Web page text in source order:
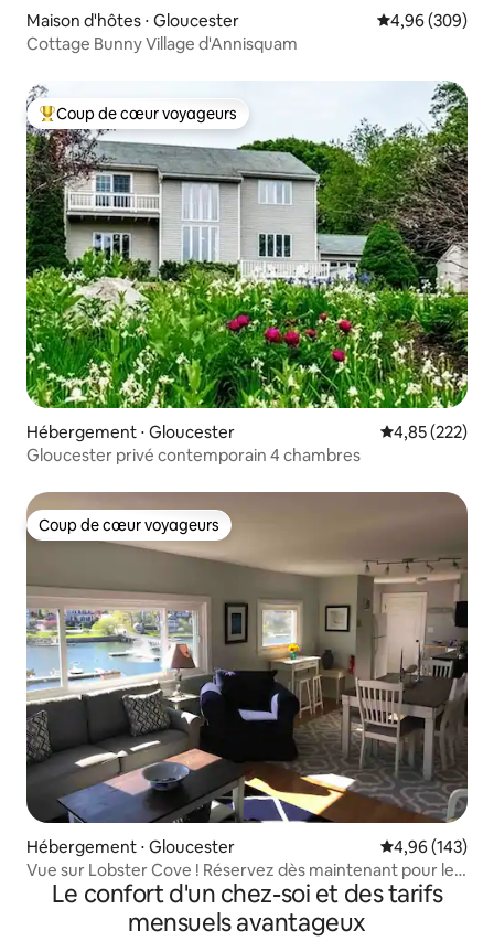
Maison d'hôtes ⋅ Gloucester Évaluation
4,96 (309)
Cottage Bunny Village d'Annisquam
Coups de cœur voyageurs les plus appréciés
Coup de cœur voyageurs
Hébergement ⋅ Gloucester Évaluation
4,85 (222)
Gloucester privé contemporain 4 chambres
Coup de cœur voyageurs
Coup de cœur voyageurs
Hébergement ⋅ Gloucester Évaluation
4,96 (143)
Vue sur Lobster Cove ! Réservez dès maintenant pour le
printemps/l'été
Le confort d'un chez-soi et des tarifs
mensuels avantageux